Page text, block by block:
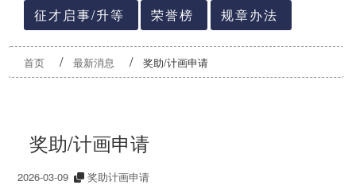
征才启事/升等 荣誉榜 规章办法
首页 最新消息 奖助/计画申请
奖助/计画申请
2026-03-09 奖助计画申请